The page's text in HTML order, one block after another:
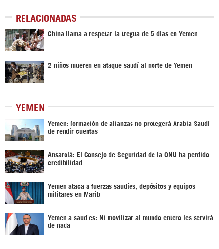
RELACIONADAS
China llama a respetar la tregua de 5 días en Yemen
2 niños mueren en ataque saudí al norte de Yemen
YEMEN
Yemen: formación de alianzas no protegerá Arabia Saudí
de rendir cuentas
Ansarolá: El Consejo de Seguridad de la ONU ha perdido
credibilidad
Yemen ataca a fuerzas saudíes, depósitos y equipos
militares en Marib
Yemen a saudíes: Ni movilizar al mundo entero les servirá
de nada